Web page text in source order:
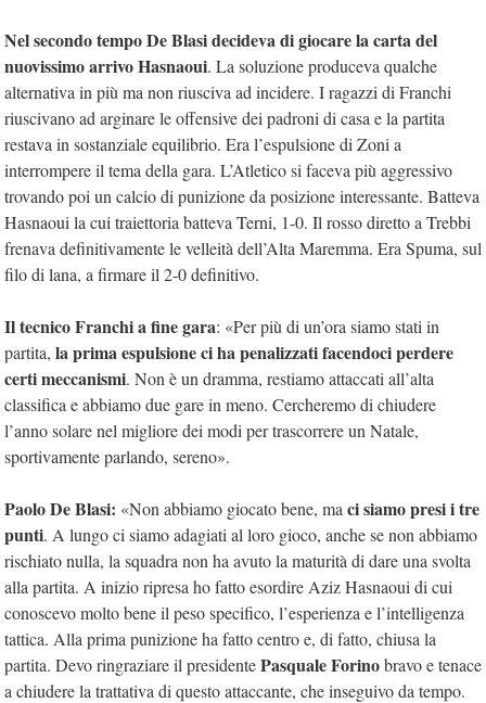
Nel secondo tempo De Blasi decideva di giocare la carta del
nuovissimo arrivo Hasnaoui. La soluzione produceva qualche
alternativa in più ma non riusciva ad incidere. I ragazzi di Franchi
riuscivano ad arginare le offensive dei padroni di casa e la partita
restava in sostanziale equilibrio. Era l’espulsione di Zoni a
interrompere il tema della gara. L’Atletico si faceva più aggressivo
trovando poi un calcio di punizione da posizione interessante. Batteva
Hasnaoui la cui traiettoria batteva Terni, 1-0. Il rosso diretto a Trebbi
frenava definitivamente le velleità dell’Alta Maremma. Era Spuma, sul
filo di lana, a firmare il 2-0 definitivo.
Il tecnico Franchi a fine gara: «Per più di un’ora siamo stati in
partita, la prima espulsione ci ha penalizzati facendoci perdere
certi meccanismi. Non è un dramma, restiamo attaccati all’alta
classifica e abbiamo due gare in meno. Cercheremo di chiudere
l’anno solare nel migliore dei modi per trascorrere un Natale,
sportivamente parlando, sereno».
Paolo De Blasi: «Non abbiamo giocato bene, ma ci siamo presi i tre
punti. A lungo ci siamo adagiati al loro gioco, anche se non abbiamo
rischiato nulla, la squadra non ha avuto la maturità di dare una svolta
alla partita. A inizio ripresa ho fatto esordire Aziz Hasnaoui di cui
conoscevo molto bene il peso specifico, l’esperienza e l’intelligenza
tattica. Alla prima punizione ha fatto centro e, di fatto, chiusa la
partita. Devo ringraziare il presidentePasquale Forinobravo e tenace
a chiudere la trattativa di questo attaccante, che inseguivo da tempo.